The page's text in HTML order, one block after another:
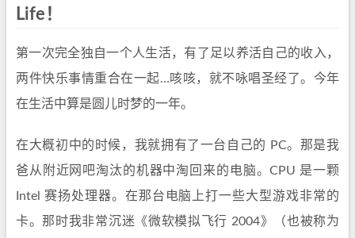
Life！
第一次完全独自一个人生活，有了足以养活自己的收入，
两件快乐事情重合在一起…咳咳，就不咏唱圣经了。今年
在生活中算是圆儿时梦的一年。
在大概初中的时候，我就拥有了一台自己的 PC。那是我
爸从附近网吧淘汰的机器中淘回来的电脑。CPU 是一颗
Intel 赛扬处理器。在那台电脑上打一些大型游戏非常的
卡。那时我非常沉迷《微软模拟飞行 2004》（也被称为